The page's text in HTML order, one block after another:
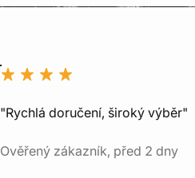
"Rychlá doručení, široký výběr"
Ověřený zákazník, před 2 dny